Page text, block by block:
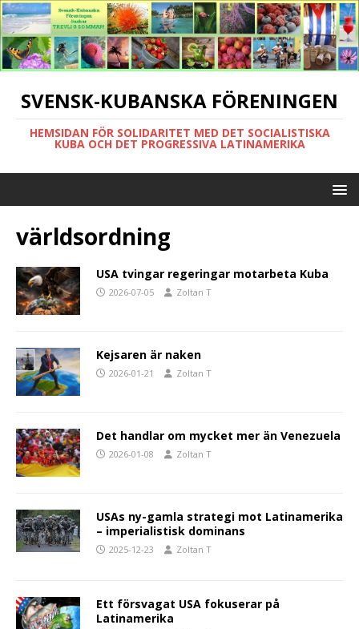
SVENSK-KUBANSKA FÖRENINGEN
HEMSIDAN FÖR SOLIDARITET MED DET SOCIALISTISKA
KUBA OCH DET PROGRESSIVA LATINAMERIKA
världsordning
USA tvingar regeringar motarbeta Kuba
2026-07-05 Zoltan T
Kejsaren är naken
2026-01-21 Zoltan T
Det handlar om mycket mer än Venezuela
2026-01-08 Zoltan T
USAs ny-gamla strategi mot Latinamerika
– imperialistisk dominans
2025-12-23 Zoltan T
Ett försvagat USA fokuserar på
Latinamerika